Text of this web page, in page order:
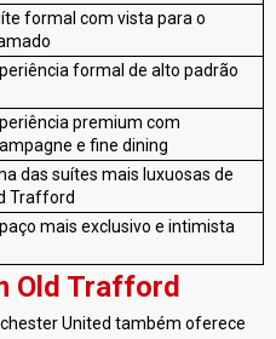
formal com vista para o
formal de alto padrão
premium com
e fine dining
das suítes mais luxuosas de
Trafford
mais exclusivo e intimista
Old Trafford
United também oferece